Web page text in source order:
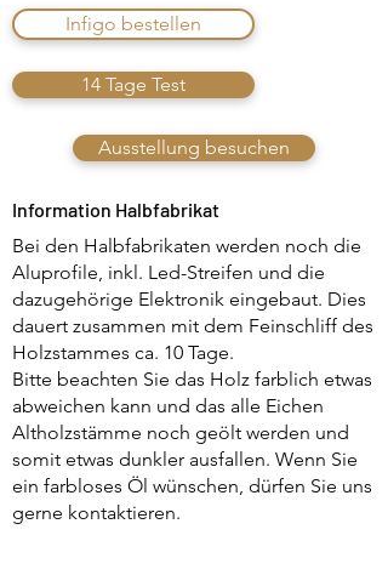
Infigo bestellen
14 Tage Test
Ausstellung besuchen
Information Halbfabrikat
Bei den Halbfabrikaten werden noch die
Aluprofile, inkl. Led-Streifen und die
dazugehörige Elektronik eingebaut. Dies
dauert zusammen mit dem Feinschliff des
Holzstammes ca. 10 Tage.
Bitte beachten Sie das Holz farblich etwas
abweichen kann und das alle Eichen
Altholzstämme noch geölt werden und
somit etwas dunkler ausfallen. Wenn Sie
ein farbloses Öl wünschen, dürfen Sie uns
gerne kontaktieren.